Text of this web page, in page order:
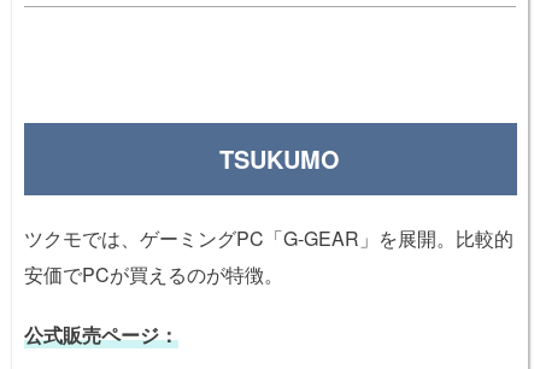
TSUKUMO
ツクモでは、ゲーミングPC「G-GEAR」を展開。比較的
安価でPCが買えるのが特徴。
公式販売ページ：